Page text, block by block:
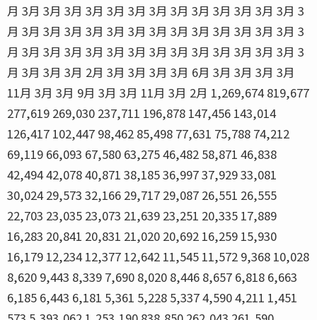
月 3月 3月 3月 3月 3月 3月 3月 3月 3月 3月 3月 3月 3月 3
月 3月 3月 3月 3月 3月 3月 3月 3月 3月 3月 3月 3月 3月 3
月 3月 3月 3月 3月 3月 3月 3月 3月 3月 3月 3月 3月 3月 3
月 3月 3月 3月 2月 3月 3月 3月 3月 6月 3月 3月 3月 3月
11月 3月 3月 9月 3月 3月 11月 3月 2月 1,269,674 819,677
277,619 269,030 237,711 196,878 147,456 143,014
126,417 102,447 98,462 85,498 77,631 75,788 74,212
69,119 66,093 67,580 63,275 46,482 58,871 46,838
42,494 42,078 40,871 38,185 36,997 37,929 33,081
30,024 29,573 32,166 29,717 29,087 26,551 26,555
22,703 23,035 23,073 21,639 23,251 20,335 17,889
16,283 20,841 20,831 21,020 20,692 16,259 15,930
16,179 12,234 12,377 12,642 11,545 11,572 9,368 10,028
8,620 9,443 8,339 7,690 8,020 8,446 8,657 6,818 6,663
6,185 6,443 6,181 5,361 5,228 5,337 4,590 4,211 1,451